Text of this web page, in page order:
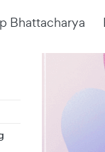
Bhattacharya